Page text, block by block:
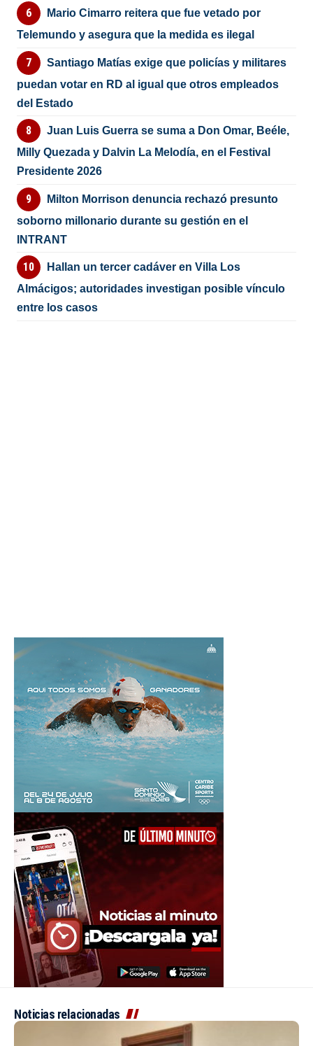
Mario Cimarro reitera que fue vetado por
Telemundo y asegura que la medida es ilegal
Santiago Matías exige que policías y militares
puedan votar en RD al igual que otros empleados
del Estado
Juan Luis Guerra se suma a Don Omar, Beéle,
Milly Quezada y Dalvin La Melodía, en el Festival
Presidente 2026
Milton Morrison denuncia rechazó presunto
soborno millonario durante su gestión en el
INTRANT
Hallan un tercer cadáver en Villa Los
Almácigos; autoridades investigan posible vínculo
entre los casos
Noticias relacionadas